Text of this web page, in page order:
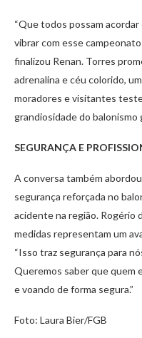
“Que todos possam
vibrar com esse
finalizou Renan. Torres
adrenalina e céu colorido,
moradores e visitantes
grandiosidade do balonismo
SEGURANÇA E
A conversa também
segurança reforçada no
acidente na região. Rogério
medidas representam um
“Isso traz segurança para
Queremos saber que quem
e voando de forma segura.”
Foto: Laura Bier/FGB